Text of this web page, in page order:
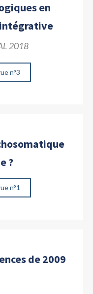
en
2018
n°3
?
n°1
de 2009